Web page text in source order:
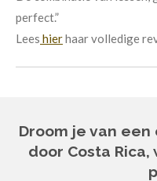
perfect.”
Lees hierhaar volledige
Droom je van
door Costa